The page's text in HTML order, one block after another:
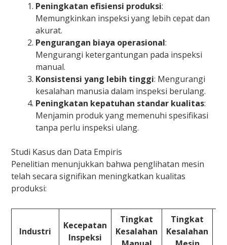
Peningkatan efisiensi produksi:
Memungkinkan inspeksi yang lebih cepat dan
akurat.
Pengurangan biaya operasional:
Mengurangi ketergantungan pada inspeksi
manual.
Konsistensi yang lebih tinggi: Mengurangi
kesalahan manusia dalam inspeksi berulang.
Peningkatan kepatuhan standar kualitas:
Menjamin produk yang memenuhi spesifikasi
tanpa perlu inspeksi ulang.
Studi Kasus dan Data Empiris
Penelitian menunjukkan bahwa penglihatan mesin
telah secara signifikan meningkatkan kualitas
produksi:
Industri
Kecepatan
Inspeksi
Tingkat
Kesalahan
Tingkat
Kesalahan